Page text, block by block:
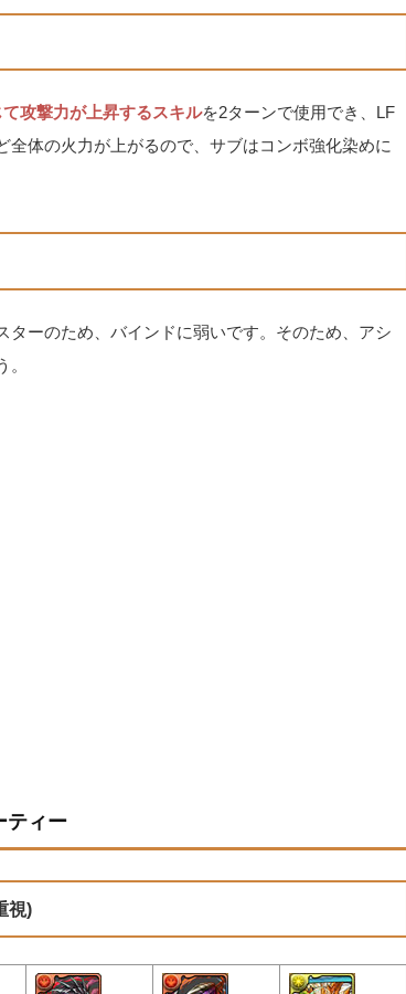
攻撃力が上昇するスキルを2ターンで使用でき、LF
体の火力が上がるので、サブはコンボ強化染めに
ターのため、バインドに弱いです。そのため、アシ
ティー
視)